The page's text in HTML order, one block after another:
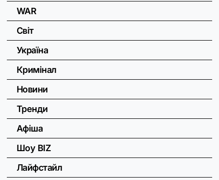
WAR
Світ
Україна
Кримінал
Новини
Тренди
Афіша
Шоу BIZ
Лайфстайл